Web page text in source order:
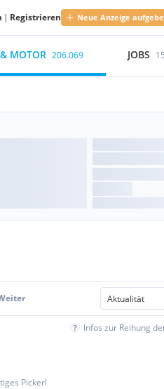
| Registrieren Neue Anzeige
MOTOR 206.069 JOBS
Infos zur Reihung
Pickerl